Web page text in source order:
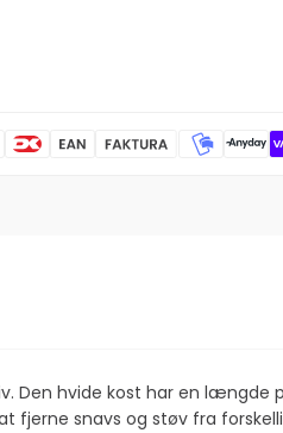
Den hvide kost har en længde
fjerne snavs og støv fra